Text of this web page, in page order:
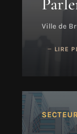
Ville de
LIRE